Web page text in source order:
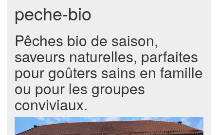
peche-bio
Pêches bio de saison,
saveurs naturelles, parfaites
pour goûters sains en famille
ou pour les groupes
conviviaux.